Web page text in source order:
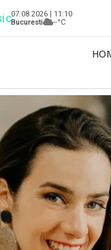
07.08.2026 | 11:10
Bucuresti
--°C